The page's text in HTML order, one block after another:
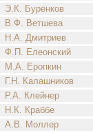
Э.К. Буренков
В.Ф. Ветшева
Н.А. Дмитриев
Ф.П. Елеонский
М.А. Еропкин
Г.Н. Калашников
Р.А. Клейнер
Н.К. Краббе
А.В. Моллер